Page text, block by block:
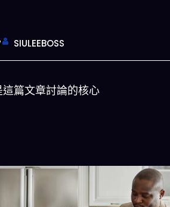
SIULEEBOSS
這篇文章討論的核心